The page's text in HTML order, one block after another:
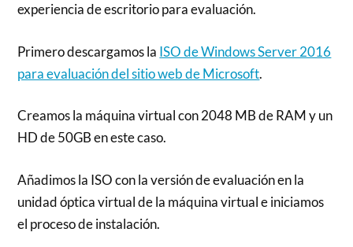
experiencia de escritorio para evaluación.
Primero descargamos la ISO de Windows Server 2016
para evaluación del sitio web de Microsoft.
Creamos la máquina virtual con 2048 MB de RAM y un
HD de 50GB en este caso.
Añadimos la ISO con la versión de evaluación en la
unidad óptica virtual de la máquina virtual e iniciamos
el proceso de instalación.